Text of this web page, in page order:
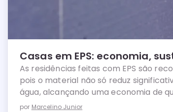
Casas em EPS: economia,
As residências feitas com EPS são
pois o material não só reduz
água, alcançando uma economia de
para a redução das emissões de CO2
por Marcelino Junior